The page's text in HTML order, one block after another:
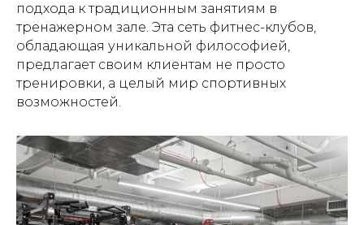
подхода к традиционным занятиям в
тренажерном зале. Эта сеть фитнес-клубов,
обладающая уникальной философией,
предлагает своим клиентам не просто
тренировки, а целый мир спортивных
возможностей.